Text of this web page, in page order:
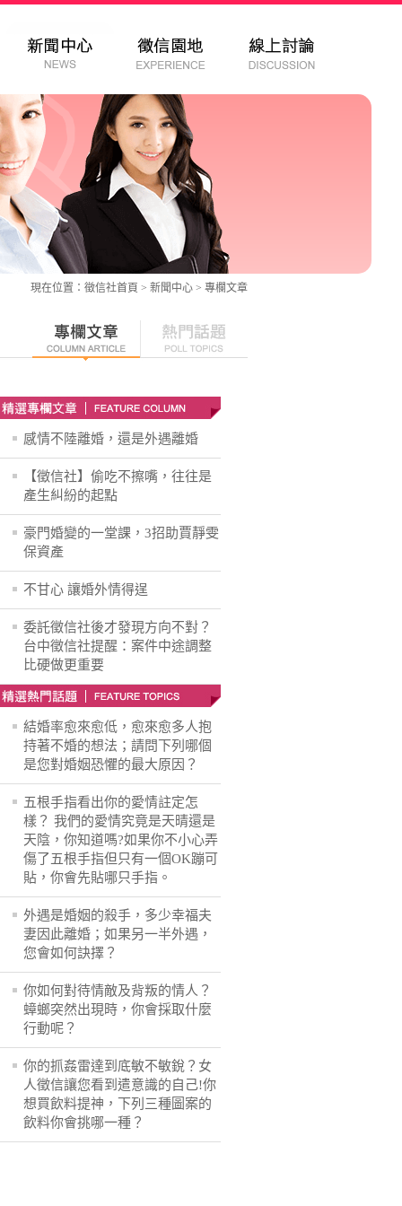
現在位置： 徵信社首頁 > 新聞中心 > 專欄文章
感情不陸離婚，還是外遇離婚
【徵信社】偷吃不擦嘴，往往是
產生糾紛的起點
豪門婚變的一堂課，3招助賈靜雯
保資產
不甘心 讓婚外情得逞
委託徵信社後才發現方向不對？
台中徵信社提醒：案件中途調整
比硬做更重要
結婚率愈來愈低，愈來愈多人抱
持著不婚的想法；請問下列哪個
是您對婚姻恐懼的最大原因？
五根手指看出你的愛情註定怎
樣？ 我們的愛情究竟是天晴還是
天陰，你知道嗎?如果你不小心弄
傷了五根手指但只有一個OK蹦可
貼，你會先貼哪只手指。
外遇是婚姻的殺手，多少幸福夫
妻因此離婚；如果另一半外遇，
您會如何訣擇？
你如何對待情敵及背叛的情人？
蟑螂突然出現時，你會採取什麼
行動呢？
你的抓姦雷達到底敏不敏銳？女
人徵信讓您看到遣意識的自己!你
想買飲料提神，下列三種圖案的
飲料你會挑哪一種？